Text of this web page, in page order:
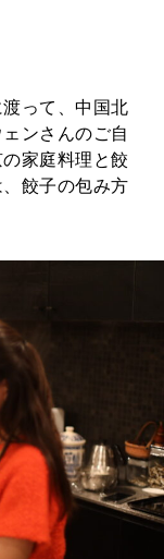
ご褒美旅。」
本当の歩き方。」
しい一流店へ。」
教科書。」
」
術。」
せ」
」
って、中国北
ンさんのご自
家庭料理と餃
餃子の包み方